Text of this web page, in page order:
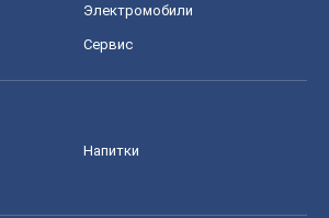
Электромобили
Сервис
Напитки